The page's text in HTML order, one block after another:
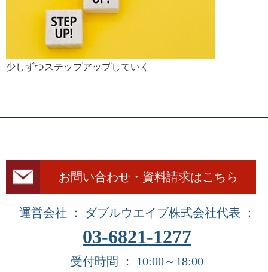
少しずつステップアップしていく
お問い合わせ・資料請求はこちら
運営会社 ： ダブルウエイブ株式会社代表 ：
03-6821-1277
受付時間 ： 10:00～18:00